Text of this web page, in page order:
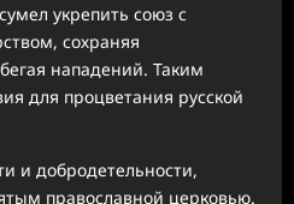
укрепить союз с
сохраняя
нападений. Таким
для процветания русской
и добродетельности,
православной церковью.